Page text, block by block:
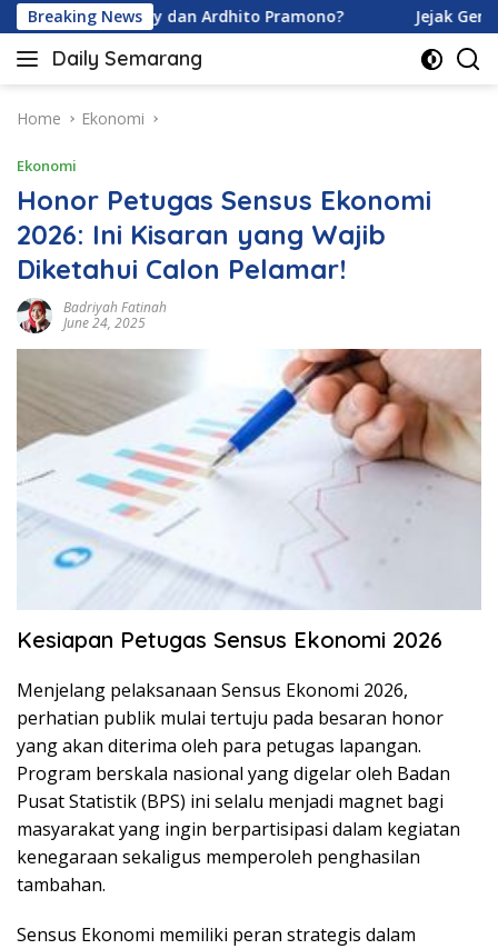
Skip
to
content
Breaking News
Karamoy dan Ardhito Pramono? Jejak Gen
Daily Semarang
"Semarang
Ini:
Terkini
untuk
Anda"
Home Ekonomi
Ekonomi
Honor Petugas Sensus Ekonomi
2026: Ini Kisaran yang Wajib
Diketahui Calon Pelamar!
Badriyah Fatinah
June 24, 2025
Kesiapan Petugas Sensus Ekonomi 2026
Menjelang pelaksanaan Sensus Ekonomi 2026,
perhatian publik mulai tertuju pada besaran honor
yang akan diterima oleh para petugas lapangan.
Program berskala nasional yang digelar oleh Badan
Pusat Statistik (BPS) ini selalu menjadi magnet bagi
masyarakat yang ingin berpartisipasi dalam kegiatan
kenegaraan sekaligus memperoleh penghasilan
tambahan.
Sensus Ekonomi memiliki peran strategis dalam